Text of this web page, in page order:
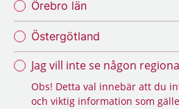
Örebro län
Östergötland
Jag vill inte se någon
Obs! Detta val innebär att du
och viktig information som